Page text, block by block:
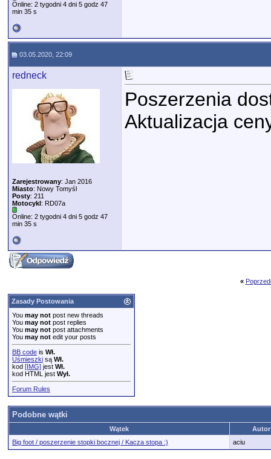
Online: 2 tygodni 4 dni 5 godz 47
min 35 s
03.05.2020, 22:09
redneck
Zarejestrowany: Jan 2016
Miasto: Nowy Tomyśl
Posty: 211
Motocykl: RD07a
Online: 2 tygodni 4 dni 5 godz 47
min 35 s
Poszerzenia
Aktualizacja
«
Zasady Postowania
You may not post new threads
You may not post replies
You may not post attachments
You may not edit your posts
BB code is Wł.
Uśmieszki są Wł.
kod [IMG] jest Wł.
kod HTML jest Wył.
Forum Rules
Podobne wątki
Wątek
Big foot / poszerzenie stopki bocznej / Kacza stopa :)
aciu